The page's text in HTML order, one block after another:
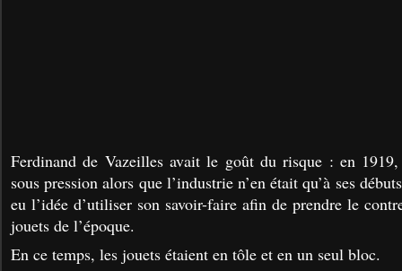
Ferdinand de Vazeilles avait le goût du risque : en
sous pression alors que l’industrie n’en était qu’à ses
eu l’idée d’utiliser son savoir-faire afin de prendre le
jouets de l’époque.
En ce temps, les jouets étaient en tôle et en un seul bloc.